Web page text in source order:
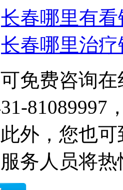
长春哪里有
长春哪里治
免费咨询
81089997
外，您也
务人员将